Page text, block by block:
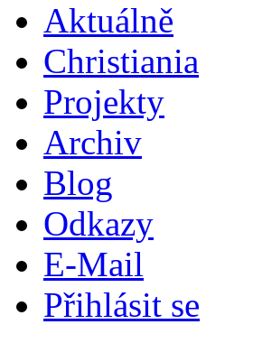
Aktuálně
Christiania
Projekty
Archiv
Blog
Odkazy
E-Mail
Přihlásit se